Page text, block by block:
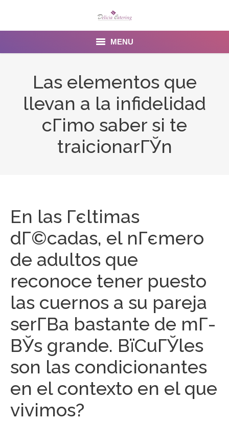
MENU
Menu
Las elementos que
llevan a la infidelidad
cГіmo saber si te
traicionarГЎn
En las Гєltimas
dГ©cadas, el nГєmero
de adultos que
reconoce tener puesto
las cuernos a su pareja
serГ­В­a bastante de mГ­
ВЎs grande. ВїCuГЎles
son las condicionantes
en el contexto en el que
vivimos?